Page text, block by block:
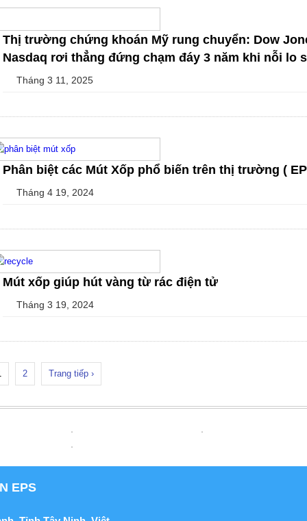
Thị trường chứng khoán Mỹ rung chuyển: Dow
Nasdaq rơi thẳng đứng chạm đáy 3 năm khi nỗi lo
Tháng 3 11, 2025
Phân biệt các Mút Xốp phổ biến trên thị trường (
Tháng 4 19, 2024
Mút xốp giúp hút vàng từ rác điện tử
Tháng 3 19, 2024
2 Trang tiếp ›
EPS